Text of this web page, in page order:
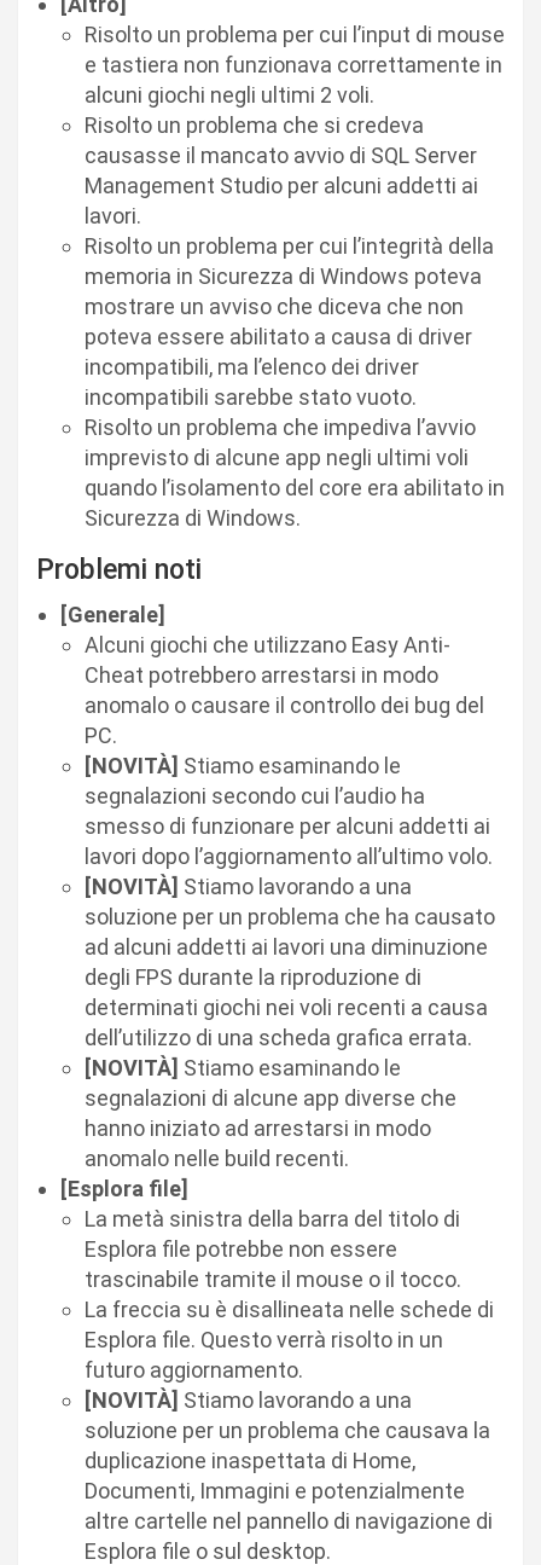
Risolto un problema per cui l’input di mouse
e tastiera non funzionava correttamente in
alcuni giochi negli ultimi 2 voli.
Risolto un problema che si credeva
causasse il mancato avvio di SQL Server
Management Studio per alcuni addetti ai
lavori.
Risolto un problema per cui l’integrità della
memoria in Sicurezza di Windows poteva
mostrare un avviso che diceva che non
poteva essere abilitato a causa di driver
incompatibili, ma l’elenco dei driver
incompatibili sarebbe stato vuoto.
Risolto un problema che impediva l’avvio
imprevisto di alcune app negli ultimi voli
quando l’isolamento del core era abilitato in
Sicurezza di Windows.
Problemi noti
[Generale]
Alcuni giochi che utilizzano Easy Anti-
Cheat potrebbero arrestarsi in modo
anomalo o causare il controllo dei bug del
PC.
[NOVITÀ] Stiamo esaminando le
segnalazioni secondo cui l’audio ha
smesso di funzionare per alcuni addetti ai
lavori dopo l’aggiornamento all’ultimo volo.
[NOVITÀ] Stiamo lavorando a una
soluzione per un problema che ha causato
ad alcuni addetti ai lavori una diminuzione
degli FPS durante la riproduzione di
determinati giochi nei voli recenti a causa
dell’utilizzo di una scheda grafica errata.
[NOVITÀ] Stiamo esaminando le
segnalazioni di alcune app diverse che
hanno iniziato ad arrestarsi in modo
anomalo nelle build recenti.
[Esplora file]
La metà sinistra della barra del titolo di
Esplora file potrebbe non essere
trascinabile tramite il mouse o il tocco.
La freccia su è disallineata nelle schede di
Esplora file. Questo verrà risolto in un
futuro aggiornamento.
[NOVITÀ] Stiamo lavorando a una
soluzione per un problema che causava la
duplicazione inaspettata di Home,
Documenti, Immagini e potenzialmente
altre cartelle nel pannello di navigazione di
Esplora file o sul desktop.